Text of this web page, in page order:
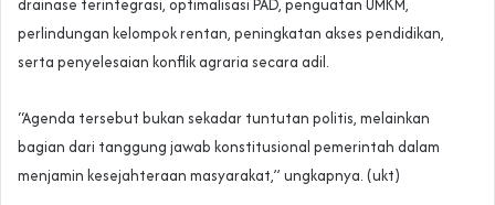
perlindungan kelompok rentan, peningkatan akses pendidikan,
serta penyelesaian konflik agraria secara adil.
“Agenda tersebut bukan sekadar tuntutan politis, melainkan
bagian dari tanggung jawab konstitusional pemerintah dalam
menjamin kesejahteraan masyarakat,” ungkapnya. (ukt)